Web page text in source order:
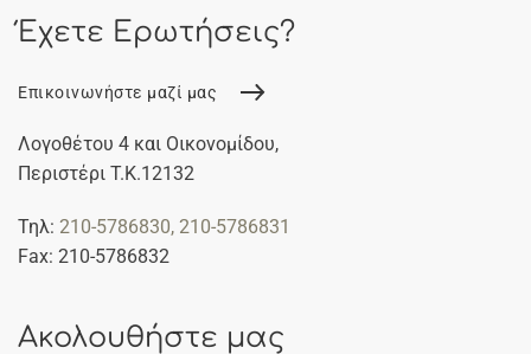
Έχετε Ερωτήσεις?
Επικοινωνήστε μαζί μας
Λογοθέτου 4 και Οικονομίδου,
Περιστέρι Τ.Κ.12132
Τηλ: 210-5786830, 210-5786831
Fax: 210-5786832
Ακολουθήστε μας